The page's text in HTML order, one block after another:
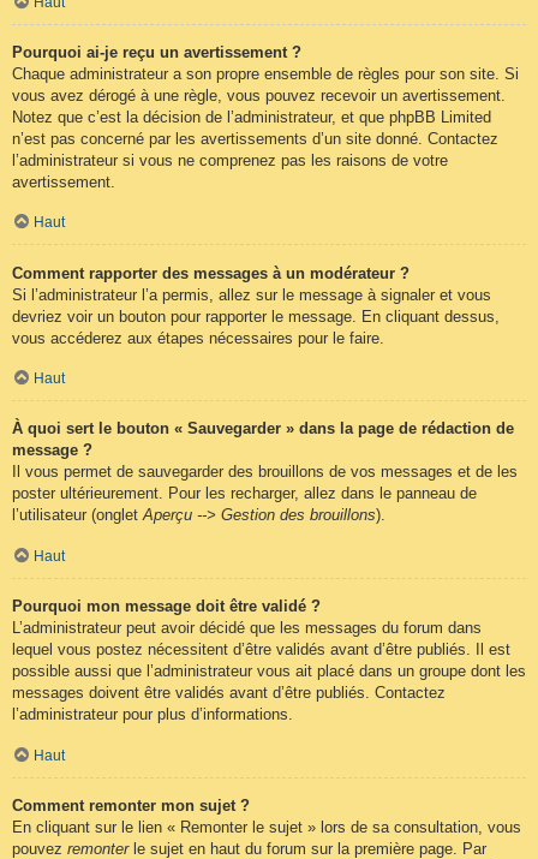
Pourquoi ai-je reçu un avertissement ?
Chaque administrateur a son propre ensemble de règles pour son site. Si
vous avez dérogé à une règle, vous pouvez recevoir un avertissement.
Notez que c’est la décision de l’administrateur, et que phpBB Limited
n’est pas concerné par les avertissements d’un site donné. Contactez
l’administrateur si vous ne comprenez pas les raisons de votre
avertissement.
Haut
Comment rapporter des messages à un modérateur ?
Si l’administrateur l’a permis, allez sur le message à signaler et vous
devriez voir un bouton pour rapporter le message. En cliquant dessus,
vous accéderez aux étapes nécessaires pour le faire.
Haut
À quoi sert le bouton « Sauvegarder » dans la page de rédaction de
message ?
Il vous permet de sauvegarder des brouillons de vos messages et de les
poster ultérieurement. Pour les recharger, allez dans le panneau de
l’utilisateur (ongletAperçu --> Gestion des brouillons).
Haut
Pourquoi mon message doit être validé ?
L’administrateur peut avoir décidé que les messages du forum dans
lequel vous postez nécessitent d’être validés avant d’être publiés. Il est
possible aussi que l’administrateur vous ait placé dans un groupe dont les
messages doivent être validés avant d’être publiés. Contactez
l’administrateur pour plus d’informations.
Haut
Comment remonter mon sujet ?
En cliquant sur le lien « Remonter le sujet » lors de sa consultation, vous
pouvez remonterle sujet en haut du forum sur la première page. Par